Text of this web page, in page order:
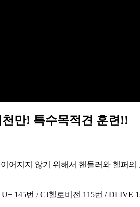
만! 특수목적견 훈련!!
어지지 않기 위해서 핸들러와 헬퍼
145번 / CJ헬로비전 115번 / DLIVE